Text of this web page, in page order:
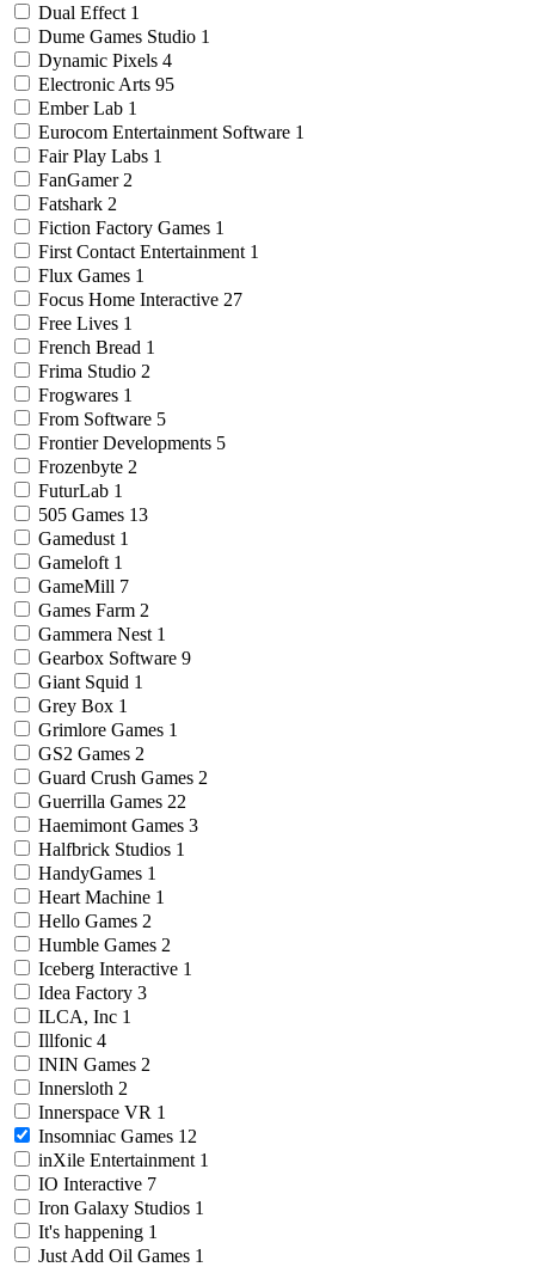
Dual Effect 1
Dume Games Studio 1
Dynamic Pixels 4
Electronic Arts 95
Ember Lab 1
Eurocom Entertainment Software 1
Fair Play Labs 1
FanGamer 2
Fatshark 2
Fiction Factory Games 1
First Contact Entertainment 1
Flux Games 1
Focus Home Interactive 27
Free Lives 1
French Bread 1
Frima Studio 2
Frogwares 1
From Software 5
Frontier Developments 5
Frozenbyte 2
FuturLab 1
505 Games 13
Gamedust 1
Gameloft 1
GameMill 7
Games Farm 2
Gammera Nest 1
Gearbox Software 9
Giant Squid 1
Grey Box 1
Grimlore Games 1
GS2 Games 2
Guard Crush Games 2
Guerrilla Games 22
Haemimont Games 3
Halfbrick Studios 1
HandyGames 1
Heart Machine 1
Hello Games 2
Humble Games 2
Iceberg Interactive 1
Idea Factory 3
ILCA, Inc 1
Illfonic 4
ININ Games 2
Innersloth 2
Innerspace VR 1
Insomniac Games 12
inXile Entertainment 1
IO Interactive 7
Iron Galaxy Studios 1
It's happening 1
Just Add Oil Games 1